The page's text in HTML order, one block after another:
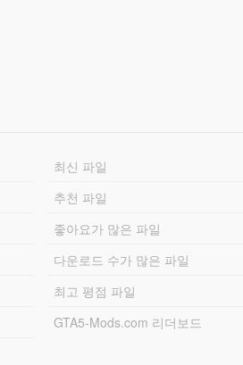
최신 파일
추천 파일
좋아요가 많은 파일
다운로드 수가 많은 파일
최고 평점 파일
GTA5-Mods.com 리더보드